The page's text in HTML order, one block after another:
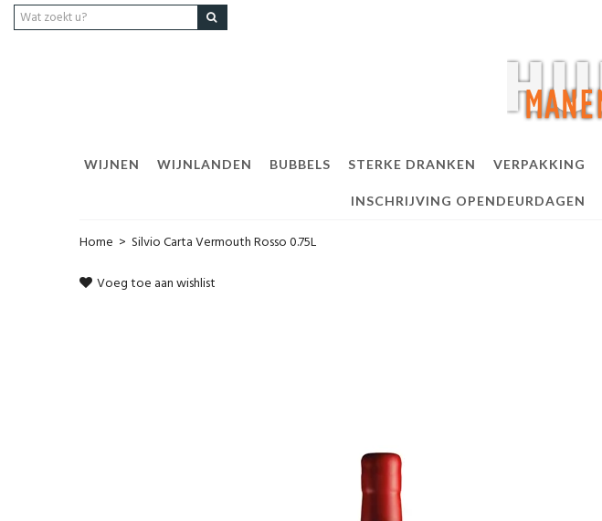
WIJNEN WIJNLANDEN BUBBELS STERKE DRANKEN VERPAKKING
INSCHRIJVING OPENDEURDAGEN
Home > Silvio Carta Vermouth Rosso 0.75L
Voeg toe aan wishlist